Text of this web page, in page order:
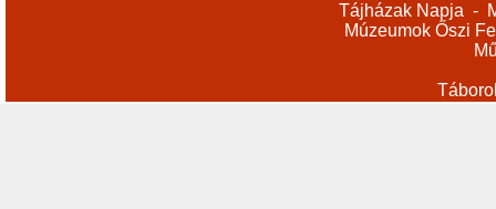
Tájházak Napja -
Múzeumok Őszi